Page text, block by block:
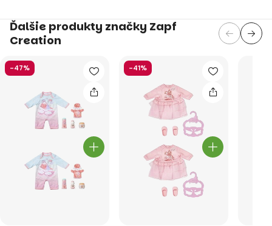
Ďalšie produkty značky Zapf
Creation
-47% -41%